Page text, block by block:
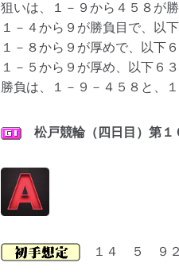
狙いは、１－９から４５８が
１－４から９が勝負目で、以下
１－８から９が厚めで、以下６
１－５から９が厚め、以下６３
勝負は、１－９－４５８と、１
松戸競輪（四日目）第１
１４ ５ ９２